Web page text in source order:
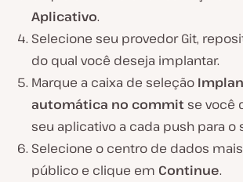
Aplicativo.
Selecione seu provedor Git,
do qual você deseja implantar.
Marque a caixa de seleção
automática no commit se você
seu aplicativo a cada push para o
Selecione o centro de dados
público e clique em Continue.